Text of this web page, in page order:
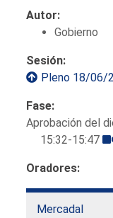
Autor:
Gobierno
Sesión:
Pleno 18/06/
Fase:
Aprobación del
15:32-15:47
Oradores:
Mercadal